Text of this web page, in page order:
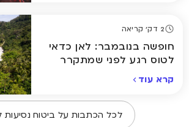
2 דק' קריאה
חופשה בנובמבר: לאן כדאי
לטוס רגע לפני שמתקרר
קרא עוד
לכל הכתבות על ביטוח נסיעות